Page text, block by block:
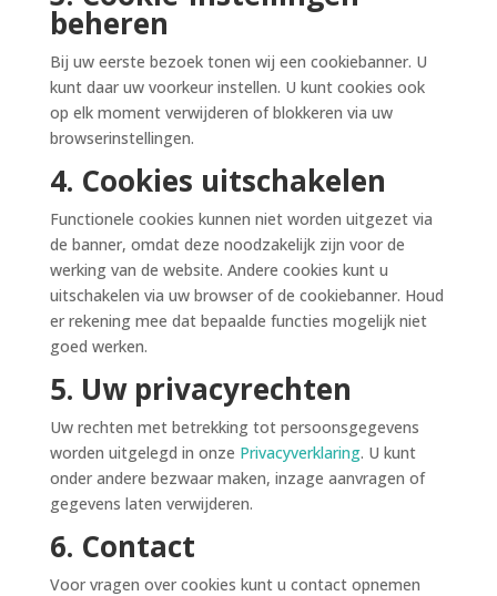
beheren
Bij uw eerste bezoek tonen wij een cookiebanner. U
kunt daar uw voorkeur instellen. U kunt cookies ook
op elk moment verwijderen of blokkeren via uw
browserinstellingen.
4. Cookies uitschakelen
Functionele cookies kunnen niet worden uitgezet via
de banner, omdat deze noodzakelijk zijn voor de
werking van de website. Andere cookies kunt u
uitschakelen via uw browser of de cookiebanner. Houd
er rekening mee dat bepaalde functies mogelijk niet
goed werken.
5. Uw privacyrechten
Uw rechten met betrekking tot persoonsgegevens
worden uitgelegd in onze Privacyverklaring. U kunt
onder andere bezwaar maken, inzage aanvragen of
gegevens laten verwijderen.
6. Contact
Voor vragen over cookies kunt u contact opnemen